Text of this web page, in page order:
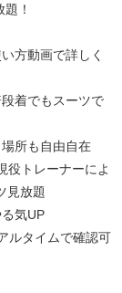
！
方動画で詳しく
着でもスーツで
所も自由自在
役トレーナーによ
見放題
気UP
ルタイムで確認可